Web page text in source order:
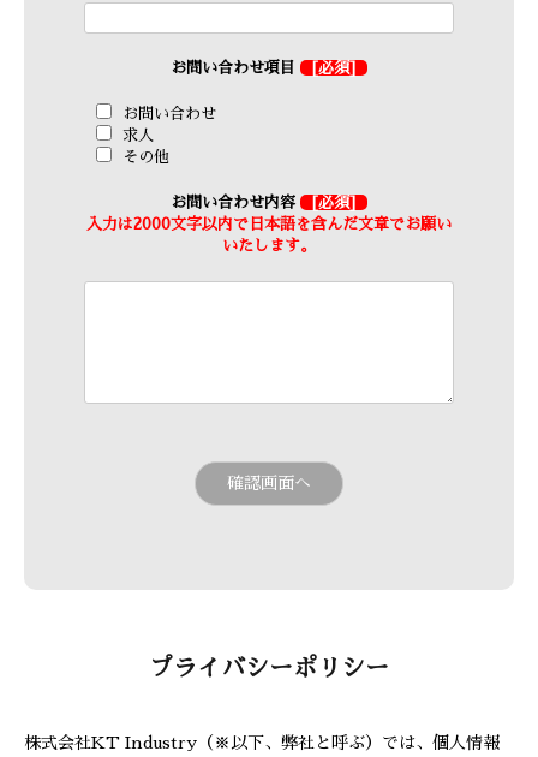
お問い合わせ項目 [必須]
お問い合わせ
求人
その他
お問い合わせ内容
[必須]
入力は2000文字以内で日本語を含んだ文章でお願い
いたします。
プライバシーポリシー
株式会社KT Industry（※以下、弊社と呼ぶ）では、個人情報